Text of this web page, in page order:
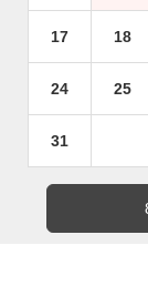
17 18
24 25
31